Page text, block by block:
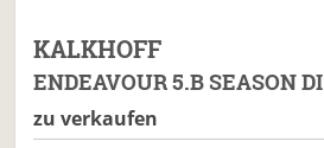
KALKHOFF
ENDEAVOUR 5.B SEASON DI
zu verkaufen